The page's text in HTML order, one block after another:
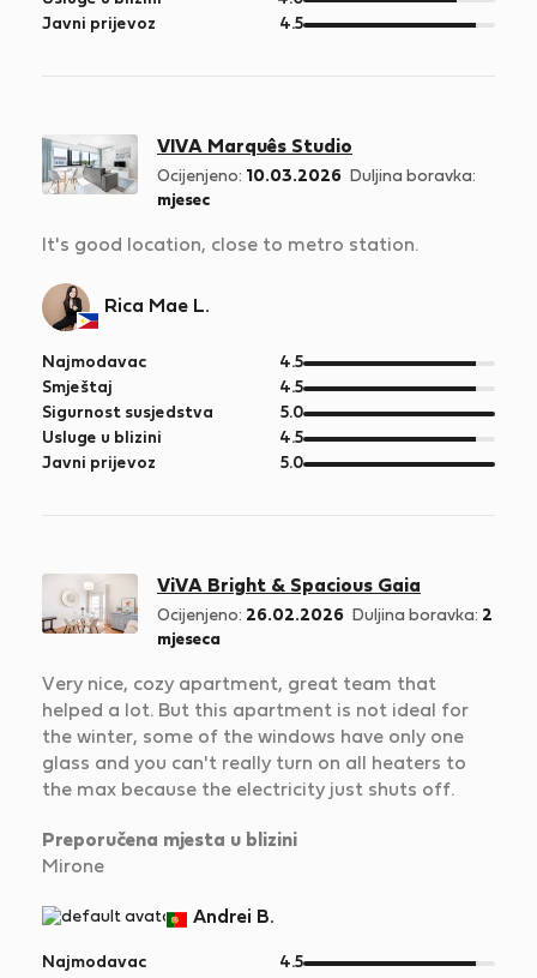
5
Javni prijevoz 4.5od
VIVA Marquês Studio
Ocijenjeno: 10.03.2026
Duljina boravka:
mjesec
It's good location, close to metro station.
Rica Mae L.
Najmodavac 4.5od
5
Smještaj 4.5od
5
Sigurnost susjedstva 5.0od
5
Usluge u blizini 4.5od
5
Javni prijevoz 5.0od
ViVA Bright & Spacious Gaia
Ocijenjeno: 26.02.2026 Duljina boravka: 2
mjeseca
Very nice, cozy apartment, great team that
helped a lot. But this apartment is not ideal for
the winter, some of the windows have only one
glass and you can't really turn on all heaters to
the max because the electricity just shuts off.
Preporučena mjesta u blizini
Mirone
Andrei B.
Najmodavac 4.5od